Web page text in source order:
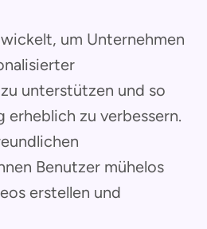
um Unternehmen
unterstützen und so
erheblich zu verbessern.
Benutzer mühelos
erstellen und